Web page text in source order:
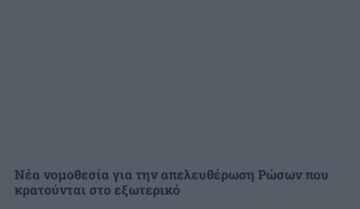
Νέα νομοθεσία για την απελευθέρωση Ρώσων που
κρατούνται στο εξωτερικό